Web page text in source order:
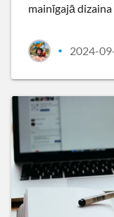
mainīgajā
• 2024-